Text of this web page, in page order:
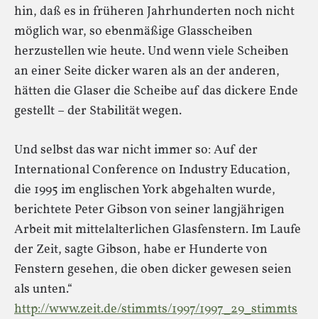
hin, daß es in früheren Jahrhunderten noch nicht
möglich war, so ebenmäßige Glasscheiben
herzustellen wie heute. Und wenn viele Scheiben
an einer Seite dicker waren als an der anderen,
hätten die Glaser die Scheibe auf das dickere Ende
gestellt – der Stabilität wegen.
Und selbst das war nicht immer so: Auf der
International Conference on Industry Education,
die 1995 im englischen York abgehalten wurde,
berichtete Peter Gibson von seiner langjährigen
Arbeit mit mittelalterlichen Glasfenstern. Im Laufe
der Zeit, sagte Gibson, habe er Hunderte von
Fenstern gesehen, die oben dicker gewesen seien
als unten.“
http://www.zeit.de/stimmts/1997/1997_29_stimmts